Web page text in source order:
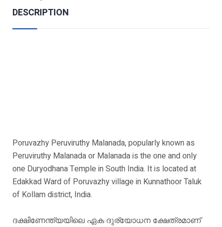
DESCRIPTION
Poruvazhy Peruviruthy Malanada, popularly known as
Peruviruthy Malanada or Malanada is the one and only
one Duryodhana Temple in South India. It is located at
Edakkad Ward of Poruvazhy village in Kunnathoor Taluk
of Kollam district, India.
ദക്ഷിണേന്ത്യയിലെ ഏക ദുര്യോധന ക്ഷേത്രമാണ്